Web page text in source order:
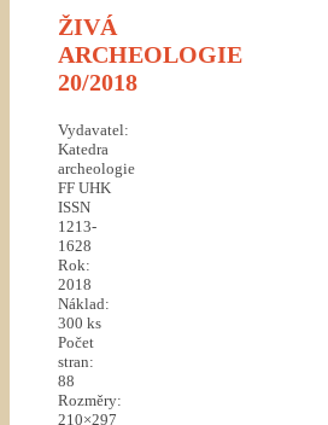
ŽIVÁ
ARCHEOLOGIE
20/2018
Vydavatel:
Katedra
archeologie
FF UHK
ISSN
1213-
1628
Rok:
2018
Náklad:
300 ks
Počet
stran:
88
Rozměry:
210×297